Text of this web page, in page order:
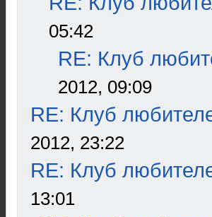
05:42
RE: Клуб
2012, 09:09
RE: Клуб
2012, 23:22
RE: Клуб
13:01